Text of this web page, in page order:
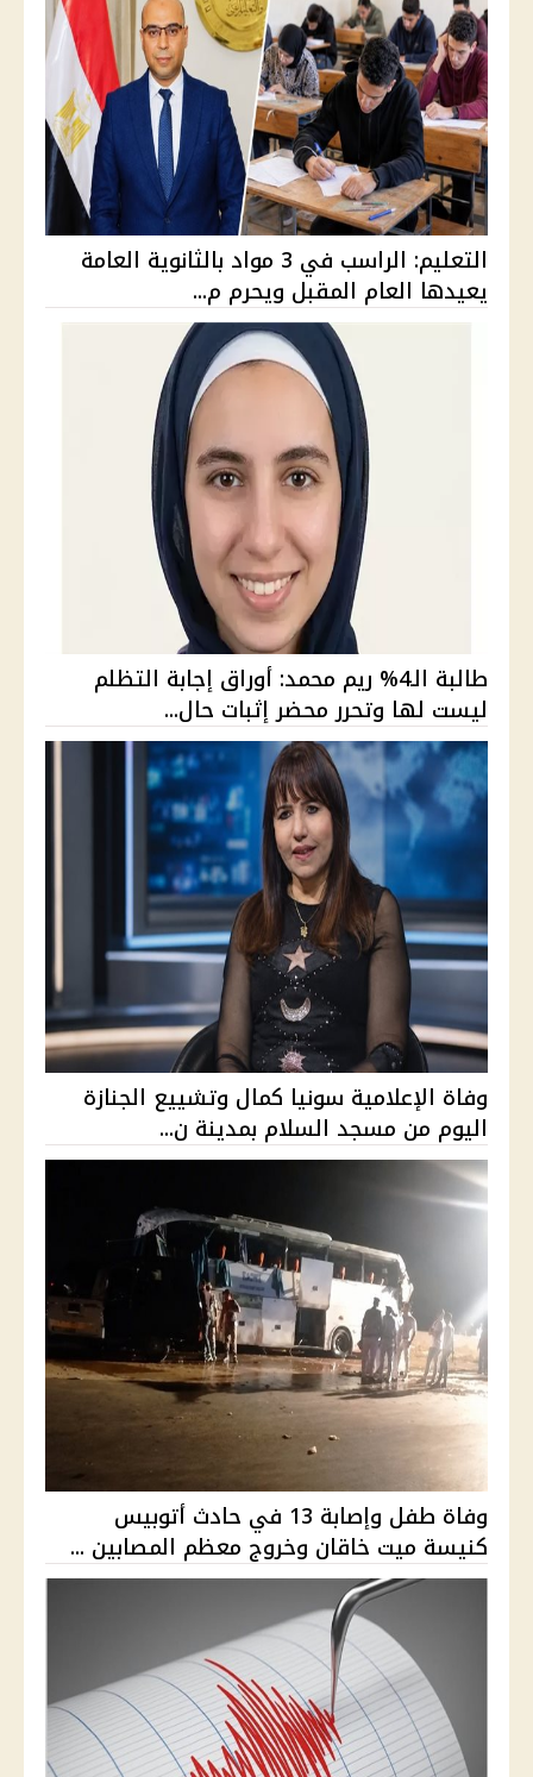
التعليم: الراسب في 3 مواد بالثانوية العامة
يعيدها العام المقبل ويحرم م...
طالبة الـ4% ريم محمد: أوراق إجابة التظلم
ليست لها وتحرر محضر إثبات حال...
وفاة الإعلامية سونيا كمال وتشييع الجنازة
اليوم من مسجد السلام بمدينة ن...
وفاة طفل وإصابة 13 في حادث أتوبيس
كنيسة ميت خاقان وخروج معظم المصابين ...